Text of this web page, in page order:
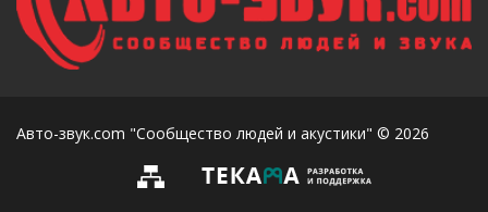
Авто-звук.com "Сообщество людей и акустики" © 2026